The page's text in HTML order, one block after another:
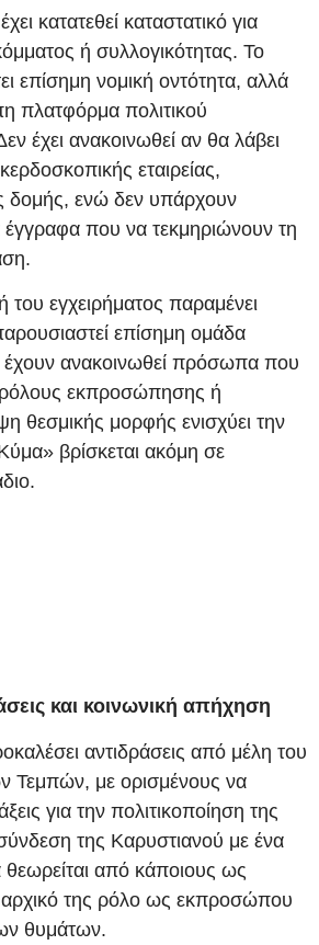
κατατεθεί καταστατικό για
ή συλλογικότητας. Το
επίσημη νομική οντότητα, αλλά
πλατφόρμα πολιτικού
έχει ανακοινωθεί αν θα λάβει
εταιρείας,
δομής, ενώ δεν υπάρχουν
έγγραφα που να τεκμηριώνουν τη
εγχειρήματος παραμένει
επίσημη ομάδα
έχουν ανακοινωθεί πρόσωπα που
εκπροσώπησης ή
θεσμικής μορφής ενισχύει την
βρίσκεται ακόμη σε
και κοινωνική απήχηση
αντιδράσεις από μέλη του
Τεμπών, με ορισμένους να
για την πολιτικοποίηση της
της Καρυστιανού με ένα
θεωρείται από κάποιους ως
της ρόλο ως εκπροσώπου
θυμάτων.